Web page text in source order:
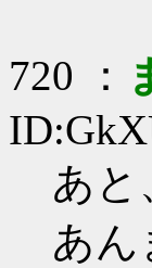
720 ：
あと
あん